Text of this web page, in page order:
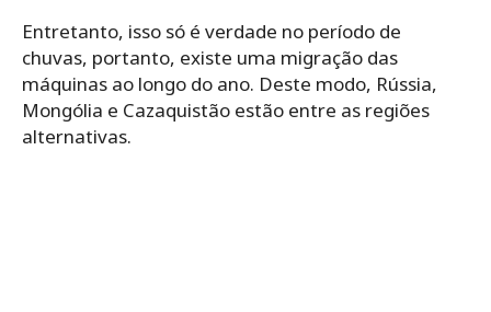
Entretanto, isso só é verdade no período de
chuvas, portanto, existe uma migração das
máquinas ao longo do ano. Deste modo, Rússia,
Mongólia e Cazaquistão estão entre as regiões
alternativas.